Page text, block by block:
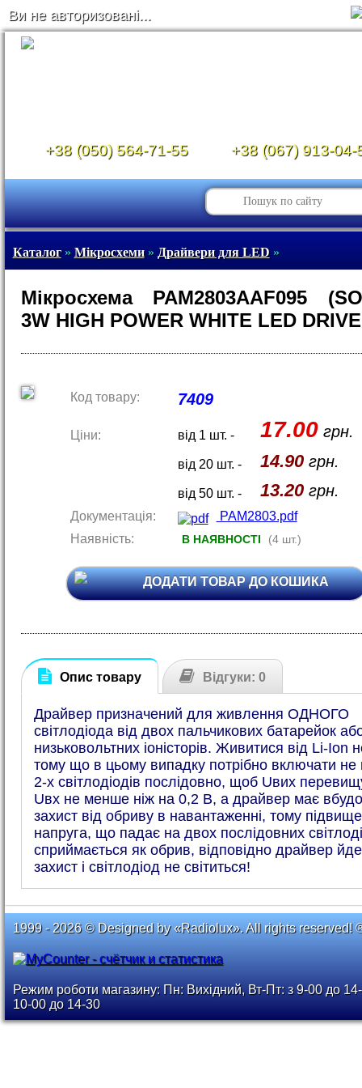
Ви не авторизовані...
+38 (050) 564-71-55 +38 (067) 913-04-
Каталог» Мікросхеми» Драйвери для LED»
Мікросхема PAM2803AAF095
3W HIGH POWER WHITE LED
Код товару: 7409
Ціни: від 1 шт. - 17.00грн.
від 20 шт. - 14.90грн.
від 50 шт. - 13.20грн.
Документація:
PAM2803.pdf
Наявність:
В НАЯВНОСТІ (4 шт.)
ДОДАТИ ТОВАР ДО КОШИКА
Опис товару Відгуки: 0
Драйвер призначений для живлення ОДНОГО
світлодіода від двох пальчикових батарейок
низьковольтних іоністорів. Живитися від Li-Ion
тому що в цьому випадку потрібно включати
2-х світлодіодів послідовно, щоб Uвих
Uвх не менше ніж на 0,2 В, а драйвер має
захист від обриву в навантаженні, тому
напруга, що падає на двох послідовних
сприймається як обрив, відповідно драйвер
захист і світлодіод не світиться!
1999 - 2026 © Designed by «Radiolux». All rights reserved!
Режим роботи магазину: Пн: Вихідний, Вт-Пт: з 9-00 до
10-00 до 14-30